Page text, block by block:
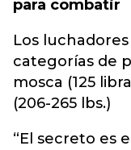
para combatir
Los
categorías de
mosca (125
(206-265 lbs.)
“El secreto es